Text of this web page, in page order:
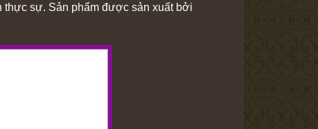
thực sự. Sản phẩm được sản xuất bởi